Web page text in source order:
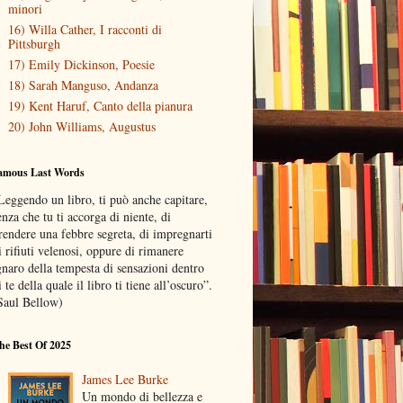
minori
16) Willa Cather, I racconti di
Pittsburgh
17) Emily Dickinson, Poesie
18) Sarah Manguso, Andanza
19) Kent Haruf, Canto della pianura
20) John Williams, Augustus
Last Words
un libro, ti può anche capitare,
che tu ti accorga di niente, di
una febbre segreta, di impregnarti
rifiuti velenosi, oppure di rimanere
della tempesta di sensazioni dentro
te della quale il libro ti tiene all’oscuro”.
Bellow)
Best Of 2025
James Lee Burke
Un mondo di bellezza e